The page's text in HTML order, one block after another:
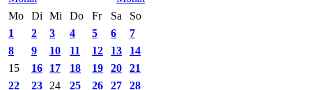
Mo
Di Mi Do Fr Sa
So
1
2 3 4 5 6
7
8
9 10 11 12 13
14
15
16 17 18 19 20
21
22
23 24 25 26 27
28